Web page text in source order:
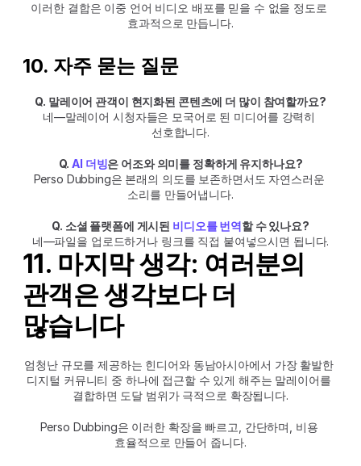
이러한 결합은 이중 언어 비디오 배포를 믿을 수 없을 정도로
효과적으로 만듭니다.
10. 자주 묻는 질문
Q. 말레이어 관객이 현지화된 콘텐츠에 더 많이 참여할까요?
네—말레이어 시청자들은 모국어로 된 미디어를 강력히
선호합니다.
Q. AI 더빙은 어조와 의미를 정확하게 유지하나요?
Perso Dubbing은 본래의 의도를 보존하면서도 자연스러운
소리를 만들어냅니다.
Q. 소셜 플랫폼에 게시된 비디오를 번역할 수 있나요?
네—파일을 업로드하거나 링크를 직접 붙여넣으시면 됩니다.
11. 마지막 생각: 여러분의
관객은 생각보다 더
많습니다
엄청난 규모를 제공하는 힌디어와 동남아시아에서 가장 활발한
디지털 커뮤니티 중 하나에 접근할 수 있게 해주는 말레이어를
결합하면 도달 범위가 극적으로 확장됩니다.
Perso Dubbing은 이러한 확장을 빠르고, 간단하며, 비용
효율적으로 만들어 줍니다.